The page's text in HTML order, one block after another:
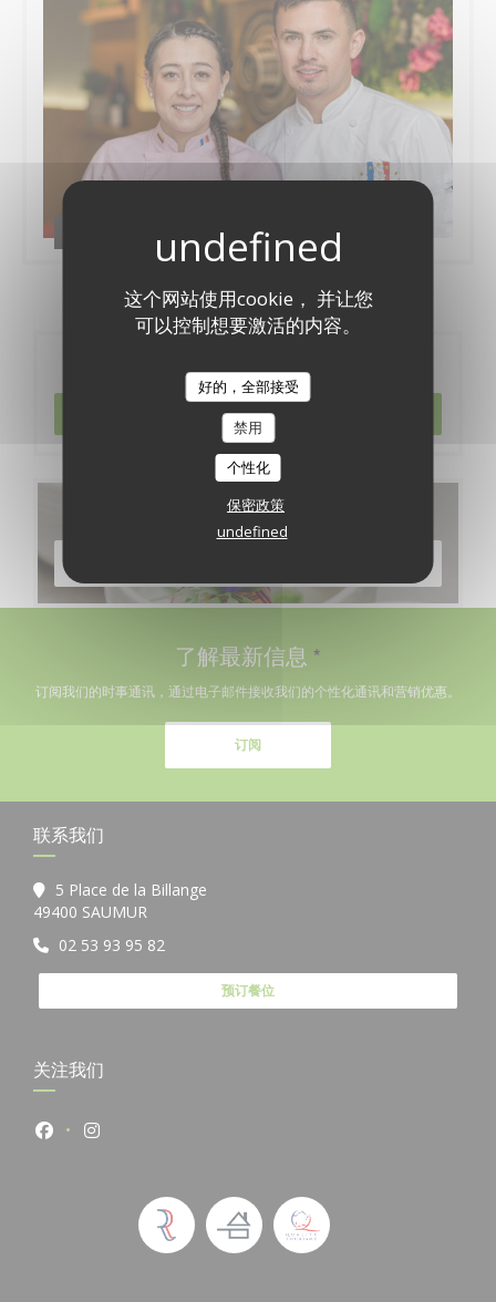
这个网站使用cookie， 并让您
可以控制想要激活的内容。
好的，全部接受
禁用
个性化
保密政策
undefined
预订餐位
菜单
了解最新信息 *
订阅我们的时事通讯，通过电子邮件接收我们的个性化通讯和营销优惠。
订阅
联系我们
5 Place de la Billange
49400 SAUMUR
02 53 93 95 82
预订餐位
关注我们
Facebook ((在新窗口中打开))
Instagram ((在新窗口中打开))